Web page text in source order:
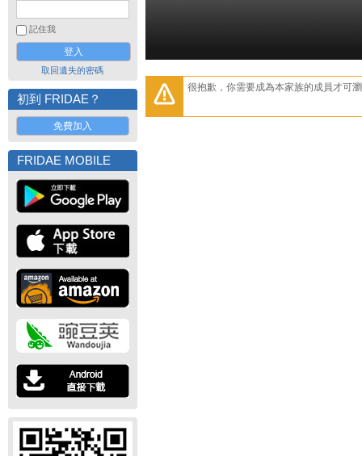
記住我
取回遺失的密碼
初到 FRIDAE？
免費加入
FRIDAE MOBILE
很抱歉，你需要成為本家族的成員才可